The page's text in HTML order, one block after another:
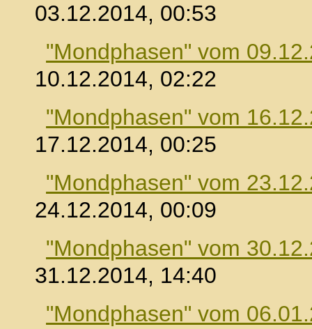
03.12.2014, 00:53
"Mondphasen" vom
10.12.2014, 02:22
"Mondphasen" vom
17.12.2014, 00:25
"Mondphasen" vom
24.12.2014, 00:09
"Mondphasen" vom
31.12.2014, 14:40
"Mondphasen" vom